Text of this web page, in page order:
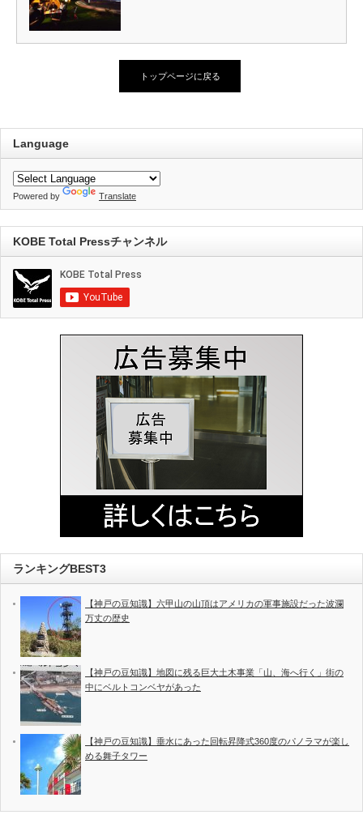
トップページに戻る
Language
Powered by Translate
KOBE Total Pressチャンネル
ランキングBEST3
【神戸の豆知識】六甲山の山頂はアメリカの軍事施設だった波瀾
万丈の歴史
【神戸の豆知識】地図に残る巨大土木事業「山、海へ行く」街の
中にベルトコンベヤがあった
【神戸の豆知識】垂水にあった回転昇降式360度のパノラマが楽し
める舞子タワー